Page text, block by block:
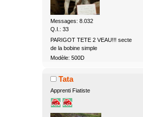
Messages: 8.032
Q.I.: 33
PARIGOT TETE 2 VEAU!!! secte
de la bobine simple
Modèle: 500D
Tata
Apprenti Fiatiste